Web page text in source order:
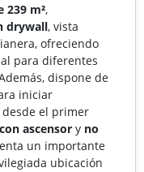
239 m²,
drywall, vista
ofreciendo
para diferentes
dispone de
iniciar
el primer
ascensor y no
un importante
ubicación